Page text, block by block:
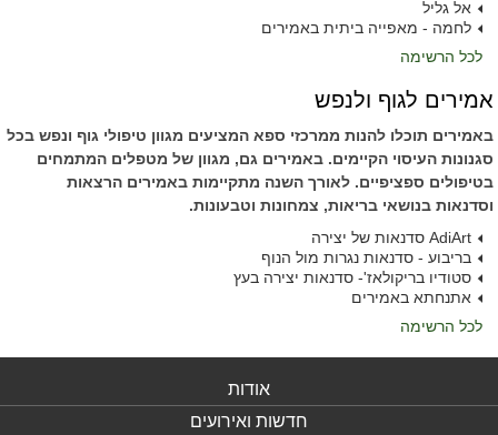
אל גליל
לחמה - מאפייה ביתית באמירים
לכל הרשימה
אמירים לגוף ולנפש
באמירים תוכלו להנות ממרכזי ספא המציעים מגוון טיפולי גוף ונפש בכל
סגנונות העיסוי הקיימים. באמירים גם, מגוון של מטפלים המתמחים
בטיפולים ספציפיים. לאורך השנה מתקיימות באמירים הרצאות
וסדנאות בנושאי בריאות, צמחונות וטבעונות.
AdiArt סדנאות של יצירה
בריבוע - סדנאות נגרות מול הנוף
סטודיו בריקולאז'- סדנאות יצירה בעץ
אתנחתא באמירים
לכל הרשימה
אודות
חדשות ואירועים